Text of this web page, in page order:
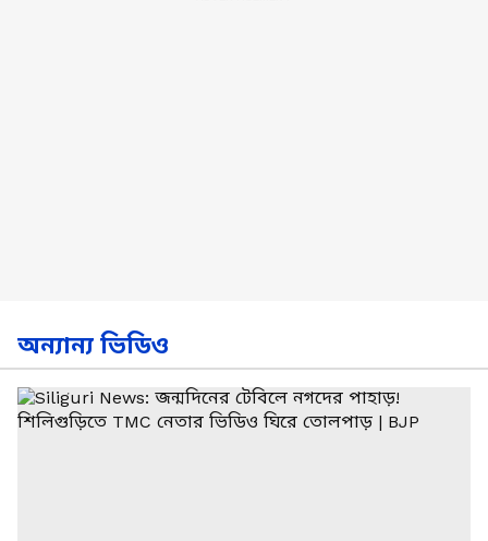
অন্যান্য ভিডিও